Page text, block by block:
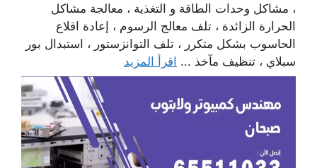
، مشاكل وحدات الطاقة و التغذية ، معالجة مشاكل
الحرارة الزائدة ، تلف معالج الرسوم ، إعادة اقلاع
الحاسوب بشكل متكرر ، تلف التوانزستور ، استبدال بور
سبلاي ، تنظيف مآخذ ... اقرأ المزيد